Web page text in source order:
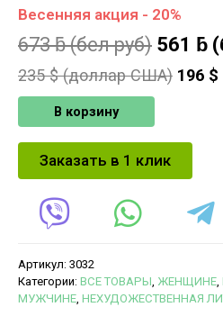
Весенняя акция - 20%
673ƃ(бел руб) 561 ƃ
235$ (доллар США) 196
В корзину
Заказать в 1 клик
Артикул: 3032
Категории: ВСЕ ТОВАРЫ, ЖЕНЩИНЕ,
МУЖЧИНЕ, НЕХУДОЖЕСТВЕННАЯ